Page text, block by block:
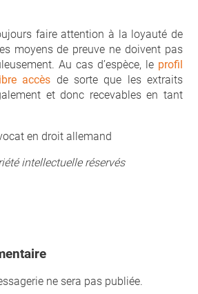
faire attention à la loyauté de
moyens de preuve ne doivent pas
Au cas d’espèce, le profil
accès de sorte que les extraits
et donc recevables en tant
en droit allemand
intellectuelle réservés
ne sera pas publiée.